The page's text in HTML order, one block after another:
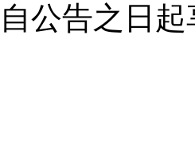
公告之日